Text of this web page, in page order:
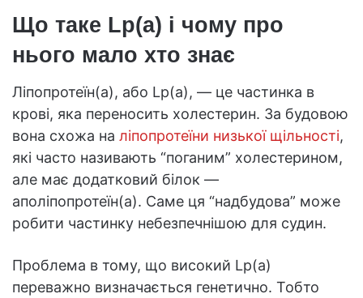
Що таке Lp(a) і чому про
нього мало хто знає
Ліпопротеїн(a), або Lp(a), — це частинка в
крові, яка переносить холестерин. За будовою
вона схожа на ліпопротеїни низької щільності,
які часто називають “поганим” холестерином,
але має додатковий білок —
аполіпопротеїн(a). Саме ця “надбудова” може
робити частинку небезпечнішою для судин.
Проблема в тому, що високий Lp(a)
переважно визначається генетично. Тобто